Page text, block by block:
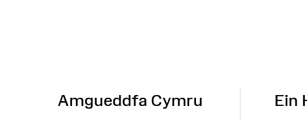
Amgueddfa Cymru Ein